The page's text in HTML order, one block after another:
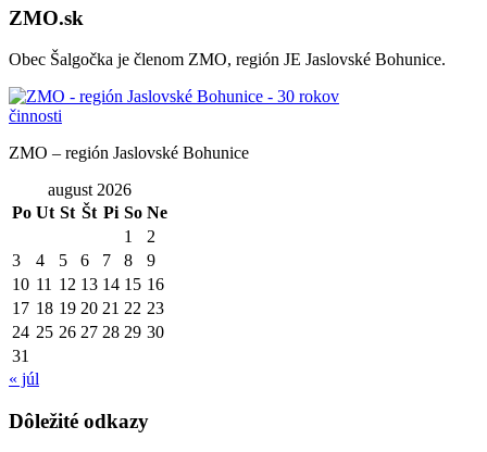
ZMO.sk
Obec Šalgočka je členom ZMO, región JE Jaslovské Bohunice.
ZMO – región Jaslovské Bohunice
august 2026
Po Ut St Št Pi So Ne
1
2
3
4 5 6 7 8
9
10 11 12 13 14 15 16
17 18 19 20 21 22 23
24 25 26 27 28 29 30
31
« júl
Dôležité odkazy